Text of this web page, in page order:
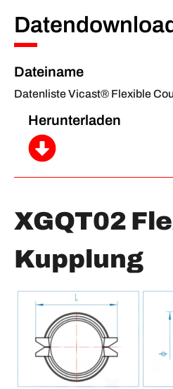
Dateiname
Datenliste Vicast® Flexible
Herunterladen
XGQT02
Kupplung